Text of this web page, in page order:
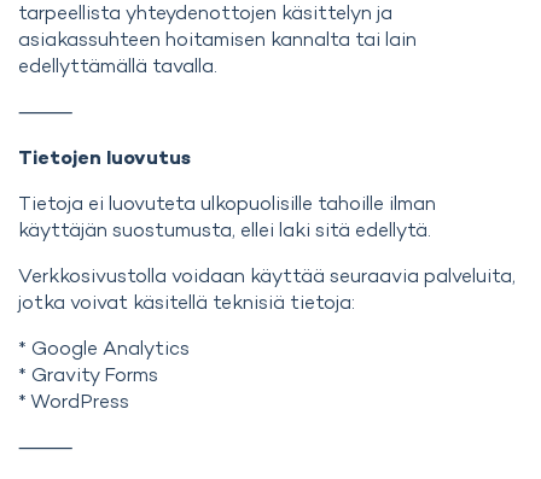
tarpeellista yhteydenottojen käsittelyn ja
asiakassuhteen hoitamisen kannalta tai lain
edellyttämällä tavalla.
⸻
Tietojen luovutus
Tietoja ei luovuteta ulkopuolisille tahoille ilman
käyttäjän suostumusta, ellei laki sitä edellytä.
Verkkosivustolla voidaan käyttää seuraavia palveluita,
jotka voivat käsitellä teknisiä tietoja:
* Google Analytics
* Gravity Forms
* WordPress
⸻